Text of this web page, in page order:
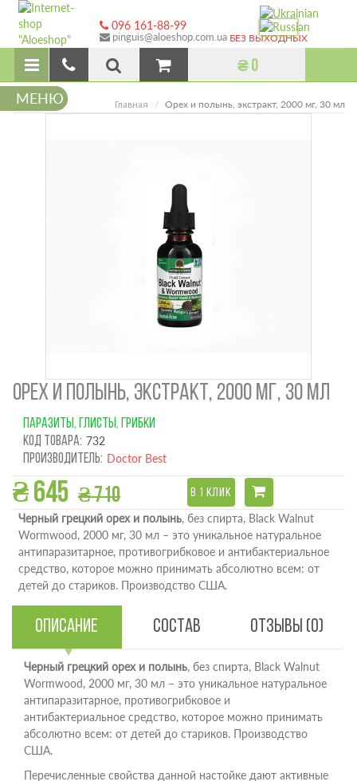
096 161-88-99
pinguis@aloeshop.com.ua БЕЗ ВЫХОДНЫХ
₴ 0
МЕНЮ Главная Орех и полынь, экстракт, 2000 мг, 30 мл
ОРЕХ И ПОЛЫНЬ, ЭКСТРАКТ, 2000 МГ, 30 МЛ
ПАРАЗИТЫ, ГЛИСТЫ, ГРИБКИ
Код товара: 732
Производитель: Doctor Best
₴ 645 ₴ 710 В 1 КЛИК
Черный грецкий орех и полынь, без спирта, Black Walnut
Wormwood, 2000 мг, 30 мл – это уникальное натуральное
антипаразитарное, противогрибковое и антибактериальное
средство, которое можно принимать абсолютно всем: от
детей до стариков. Производство США.
Описание Состав Отзывы (0)
Черный грецкий орех и полынь, без спирта, Black Walnut
Wormwood, 2000 мг, 30 мл – это уникальное натуральное
антипаразитарное, противогрибковое и
антибактериальное средство, которое можно принимать
абсолютно всем: от детей до стариков. Производство
США.
Перечисленные свойства данной настойке дают активные